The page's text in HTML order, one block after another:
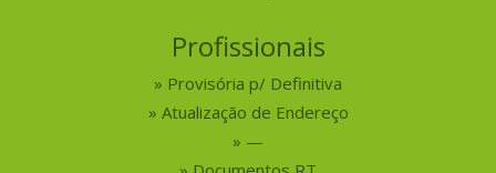
Profissionais
Provisória p/ Definitiva
Atualização de Endereço
—